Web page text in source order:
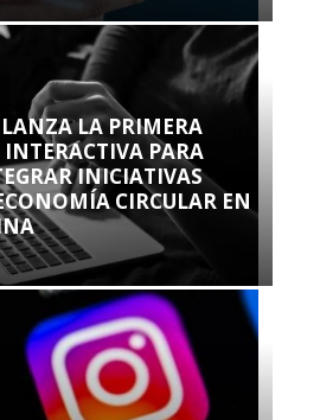
LANZA LA PRIMERA
PARA
INICIATIVAS
CIRCULAR EN